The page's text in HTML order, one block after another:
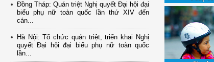
Đồng Tháp: Quán triệt Nghị quyết Đại hội đại
biểu phụ nữ toàn quốc lần thứ XIV đến
cán...
Hà Nội: Tổ chức quán triệt, triển khai Nghị
quyết Đại hội đại biểu phụ nữ toàn quốc
lần...